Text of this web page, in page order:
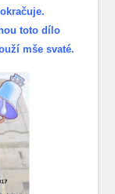
toto dílo
mše svaté.